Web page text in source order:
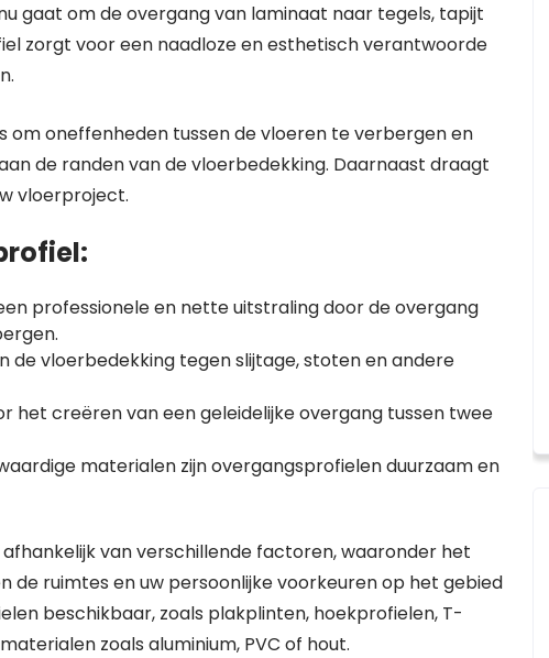
gaat om de overgang van laminaat naar tegels, tapijt
zorgt voor een naadloze en esthetisch verantwoorde
om oneffenheden tussen de vloeren te verbergen en
de randen van de vloerbedekking. Daarnaast draagt
vloerproject.
professionele en nette uitstraling door de overgang
de vloerbedekking tegen slijtage, stoten en andere
het creëren van een geleidelijke overgang tussen twee
materialen zijn overgangsprofielen duurzaam en
van verschillende factoren, waaronder het
ruimtes en uw persoonlijke voorkeuren op het gebied
beschikbaar, zoals plakplinten, hoekprofielen, T-
zoals aluminium, PVC of hout.